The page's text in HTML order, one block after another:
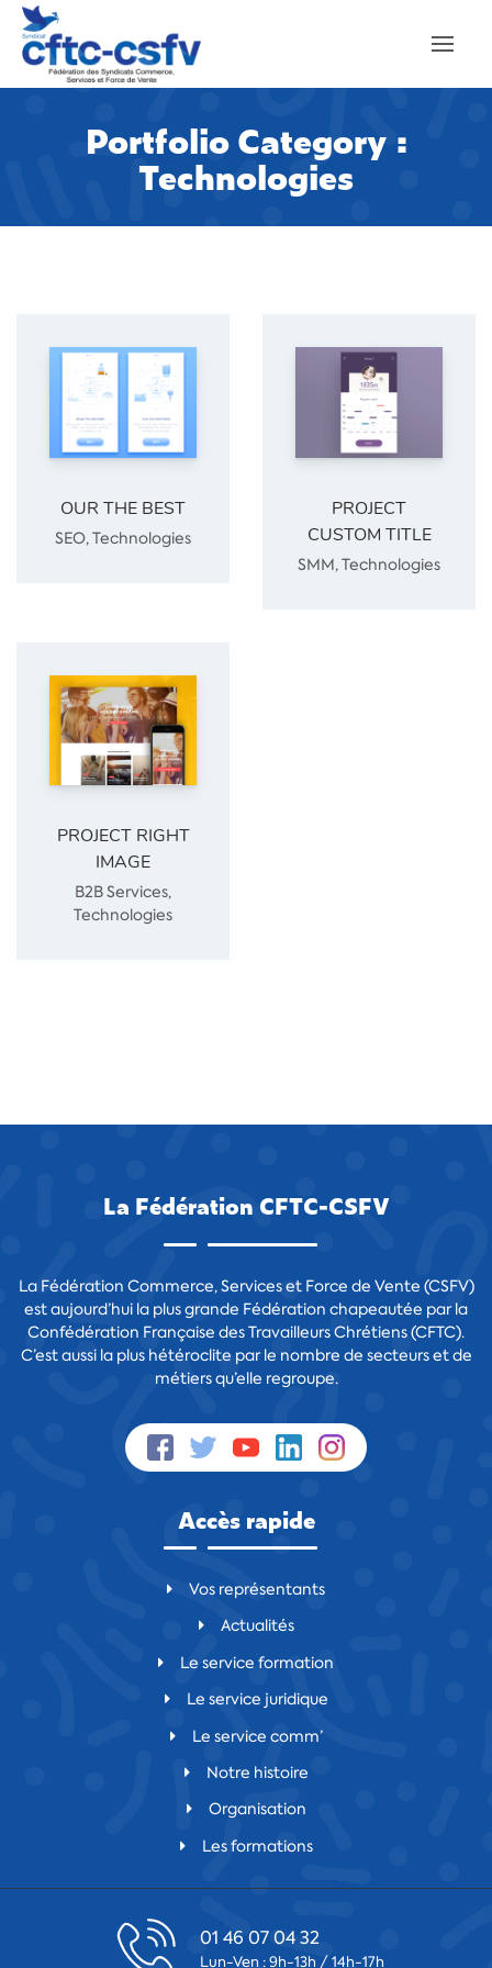
Portfolio Category :
Technologies
OUR THE BEST
SEO, Technologies
PROJECT
CUSTOM TITLE
SMM, Technologies
PROJECT RIGHT
IMAGE
B2B Services,
Technologies
La Fédération CFTC-CSFV
La Fédération Commerce, Services et Force de Vente (CSFV)
est aujourd’hui la plus grande Fédération chapeautée par la
Confédération Française des Travailleurs Chrétiens (CFTC).
C’est aussi la plus hétéroclite par le nombre de secteurs et de
métiers qu’elle regroupe.
Accès rapide
Vos représentants
Actualités
Le service formation
Le service juridique
Le service comm’
Notre histoire
Organisation
Les formations
01 46 07 04 32
Lun-Ven : 9h-13h / 14h-17h